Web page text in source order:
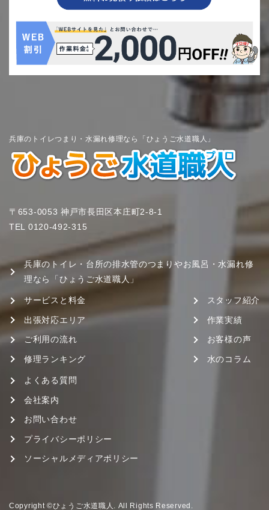
兵庫のトイレつまり・水漏れ修理なら「ひょうご水道職人」
〒653-0053 神戸市長田区本庄町2-8-1
TEL 0120-492-315
兵庫のトイレ・台所の排水管のつまりやお風呂・水漏れ修
理なら「ひょうご水道職人」
サービスと料金
出張対応エリア
ご利用の流れ
修理ランキング
スタッフ紹介
作業実績
お客様の声
水のコラム
よくある質問
会社案内
お問い合わせ
プライバシーポリシー
ソーシャルメディアポリシー
Copyright ©ひょうご水道職人. All Rights Reserved.